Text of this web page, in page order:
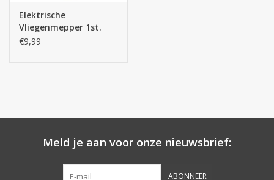
Elektrische
Vliegenmepper 1st.
(incl. 2AA batterijen)
€9,99
Meld je aan voor onze nieuwsbrief:
ABONNEER